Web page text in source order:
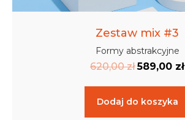
Zestaw mix #3
Formy abstrakcyjne
620,00zł 589,00 zł
Dodaj do koszyka